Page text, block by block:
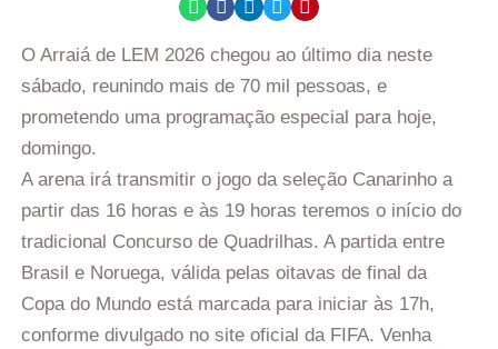
O Arraiá de LEM 2026 chegou ao último dia neste
sábado, reunindo mais de 70 mil pessoas, e
prometendo uma programação especial para hoje,
domingo.
A arena irá transmitir o jogo da seleção Canarinho a
partir das 16 horas e às 19 horas teremos o início do
tradicional Concurso de Quadrilhas. A partida entre
Brasil e Noruega, válida pelas oitavas de final da
Copa do Mundo está marcada para iniciar às 17h,
conforme divulgado no site oficial da FIFA. Venha